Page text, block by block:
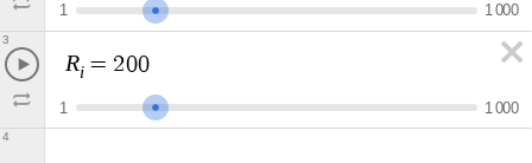
1 1000
Ri = 200
1 1 000
3
4